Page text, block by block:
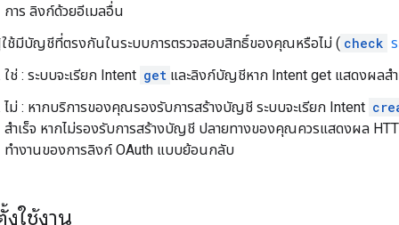
การ ลิงก์ด้วยอีเมลอื่น
ใช้มีบัญชีที่ตรงกันในระบบการตรวจสอบสิทธิ์ของคุณหรือไม่ ( check
ใช่ : ระบบจะเรียก Intent get และลิงก์บัญชีหาก Intent get แสดงผลสำ
ไม่ : หากบริการของคุณรองรับการสร้างบัญชี ระบบจะเรียก Intent
สำเร็จ หากไม่รองรับการสร้างบัญชี ปลายทางของคุณควรแสดงผล
ทำงานของการลิงก์ OAuth แบบย้อนกลับ
งใช้งาน